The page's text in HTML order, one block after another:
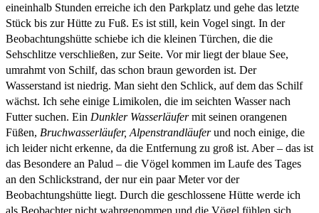
eineinhalb Stunden erreiche ich den Parkplatz und gehe das letzte
Stück bis zur Hütte zu Fuß. Es ist still, kein Vogel singt. In der
Beobachtungshütte schiebe ich die kleinen Türchen, die die
Sehschlitze verschließen, zur Seite. Vor mir liegt der blaue See,
umrahmt von Schilf, das schon braun geworden ist. Der
Wasserstand ist niedrig. Man sieht den Schlick, auf dem das Schilf
wächst. Ich sehe einige Limikolen, die im seichten Wasser nach
Futter suchen. Ein Dunkler Wasserläufermit seinen orangenen
Füßen, Bruchwasserläufer, Alpenstrandläuferund noch einige, die
ich leider nicht erkenne, da die Entfernung zu groß ist. Aber – das ist
das Besondere an Palud – die Vögel kommen im Laufe des Tages
an den Schlickstrand, der nur ein paar Meter vor der
Beobachtungshütte liegt. Durch die geschlossene Hütte werde ich
als Beobachter nicht wahrgenommen und die Vögel fühlen sich